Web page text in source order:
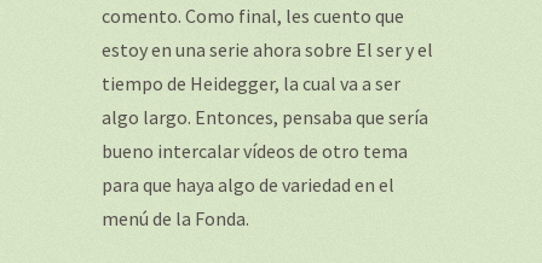
comento. Como final, les cuento que
estoy en una serie ahora sobre El ser y el
tiempo de Heidegger, la cual va a ser
algo largo. Entonces, pensaba que sería
bueno intercalar vídeos de otro tema
para que haya algo de variedad en el
menú de la Fonda.